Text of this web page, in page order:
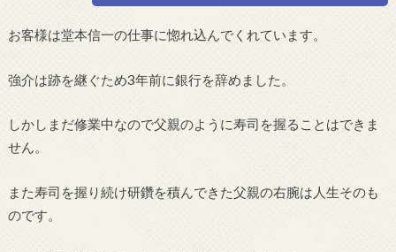
お客様は堂本信一の仕事に惚れ込んでくれています。
強介は跡を継ぐため3年前に銀行を辞めました。
しかしまだ修業中なので父親のように寿司を握ることはできま
せん。
また寿司を握り続け研鑽を積んできた父親の右腕は人生そのも
のです。